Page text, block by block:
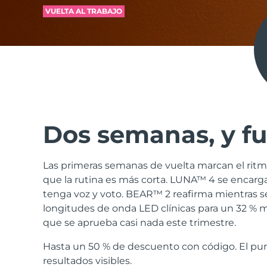
VUELTA AL TRABAJO
Dos semanas, y
Las primeras semanas de vuelta marcan el
que la rutina es más corta. LUNA™ 4 se
tenga voz y voto. BEAR™ 2 reafirma mientras
longitudes de onda LED clínicas para un 32 %
que se aprueba casi nada este trimestre.
Hasta un 50 % de descuento con código. El
resultados visibles.
Sorpresas especiales Superventas